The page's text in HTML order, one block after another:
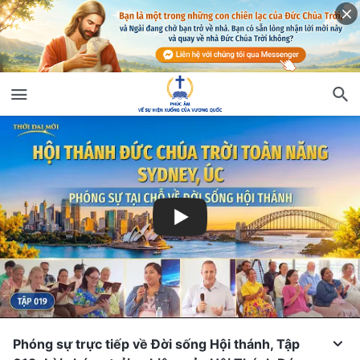
Phóng sự trực tiếp về Đời sống Hội thánh, Tập